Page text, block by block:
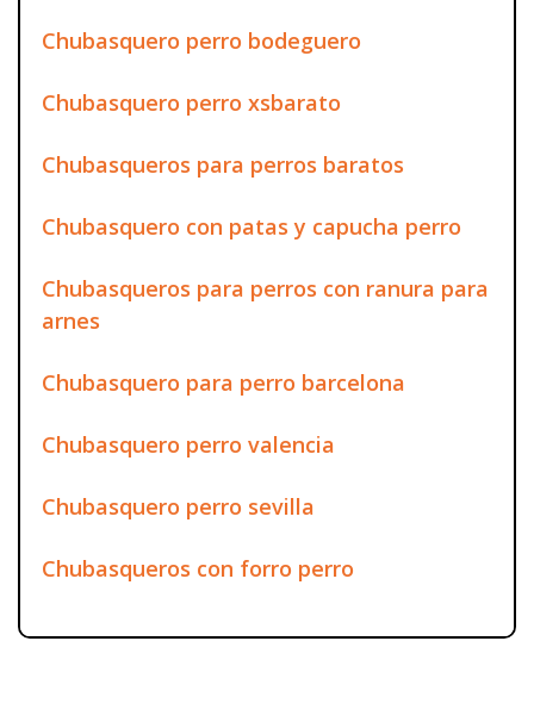
Chubasquero perro bodeguero
Chubasquero perro xsbarato
Chubasqueros para perros baratos
Chubasquero con patas y capucha perro
Chubasqueros para perros con ranura para
arnes
Chubasquero para perro barcelona
Chubasquero perro valencia
Chubasquero perro sevilla
Chubasqueros con forro perro